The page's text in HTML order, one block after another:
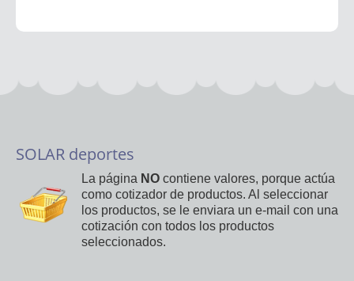
SOLAR deportes
La página NO contiene valores, porque actúa
como cotizador de productos. Al seleccionar
los productos, se le enviara un e-mail con una
cotización con todos los productos
seleccionados.